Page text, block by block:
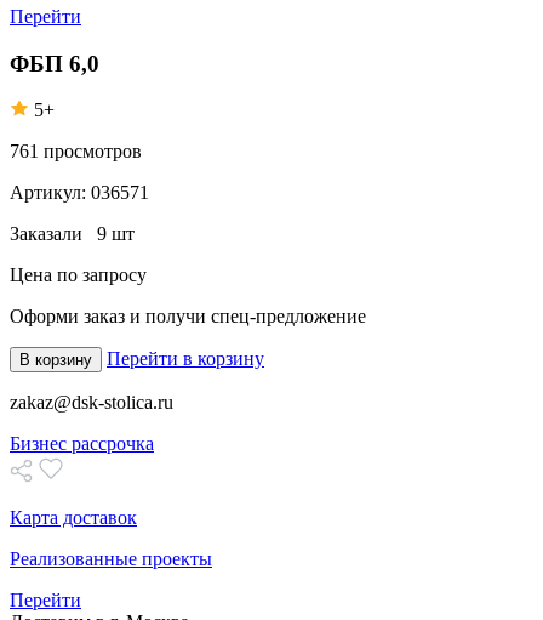
Перейти
ФБП 6,0
5+
761 просмотров
Артикул: 036571
Заказали 9 шт
Цена по запросу
Оформи заказ и получи спец-предложение
В корзину Перейти в корзину
zakaz@dsk-stolica.ru
Бизнес рассрочка
Карта доставок
Реализованные проекты
Перейти